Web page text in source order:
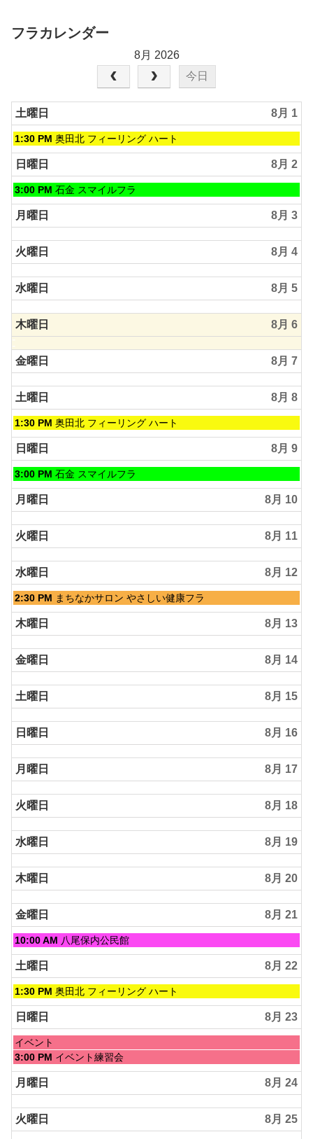
フラカレンダー
8月 2026
今日
土曜日 8月 1
土
曜
日,
8
月
1st
2026
1:30 PM 奥田北 フィーリング ハート
日曜日 8月 2
日
曜
日,
8
月
2nd
2026
3:00 PM 石金 スマイルフラ
月曜日 8月 3
火曜日 8月 4
水曜日 8月 5
木曜日 8月 6
金曜日 8月 7
土曜日 8月 8
土
曜
日,
8
月
8th
2026
1:30 PM 奥田北 フィーリング ハート
日曜日 8月 9
日
曜
日,
8
月
9th
2026
3:00 PM 石金 スマイルフラ
月曜日 8月 10
火曜日 8月 11
水曜日 8月 12
水
曜
日,
8
月
12th
2026
2:30 PM まちなかサロン やさしい健康フラ
木曜日 8月 13
金曜日 8月 14
土曜日 8月 15
日曜日 8月 16
月曜日 8月 17
火曜日 8月 18
水曜日 8月 19
木曜日 8月 20
金曜日 8月 21
金
曜
日,
8
月
21st
2026
10:00 AM 八尾保内公民館
土曜日 8月 22
土
曜
日,
8
月
22nd
2026
1:30 PM 奥田北 フィーリング ハート
日曜日 8月 23
日
曜
日,
8
月
23rd
2026
イベント
日
曜
日,
8
月
23rd
2026
3:00 PM イベント練習会
月曜日 8月 24
火曜日 8月 25